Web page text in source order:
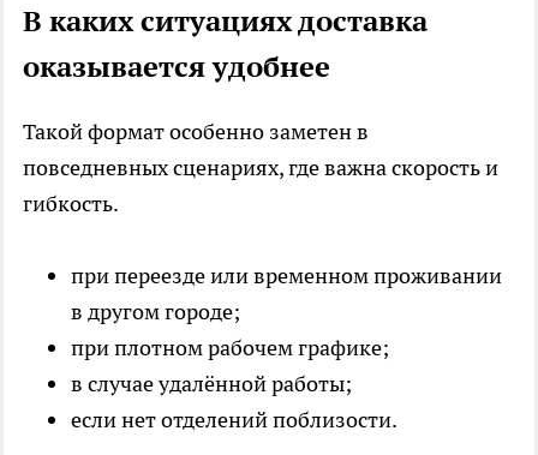
В каких ситуациях доставка
оказывается удобнее
Такой формат особенно заметен в
повседневных сценариях, где важна скорость и
гибкость.
при переезде или временном проживании
в другом городе;
при плотном рабочем графике;
в случае удалённой работы;
если нет отделений поблизости.